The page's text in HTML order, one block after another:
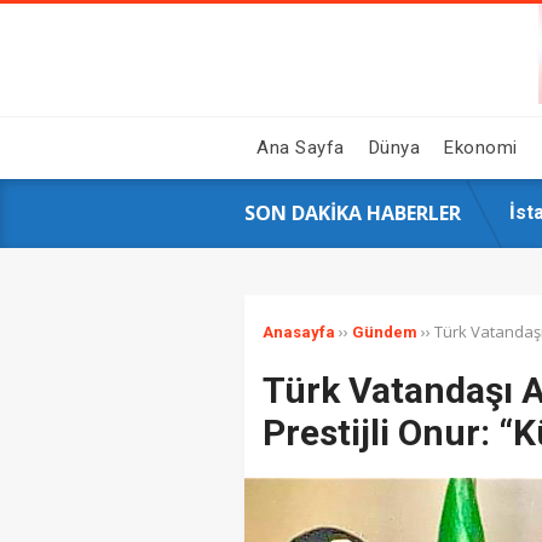
Ana Sayfa Dünya Ekonomi
SON DAKIKA HABERLER 16
AK
Anasayfa ›› Gündem ›› Türk
Türk Vatandaşı
Prestijli Onur: